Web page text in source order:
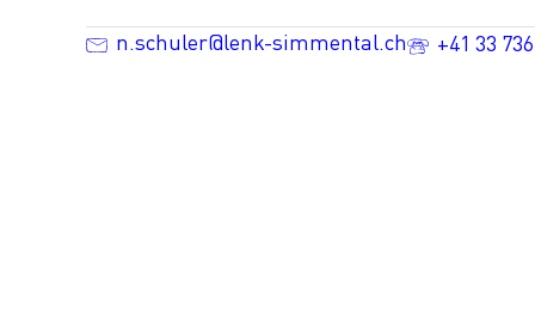
n.schuler@lenk-simmental.ch +41 33